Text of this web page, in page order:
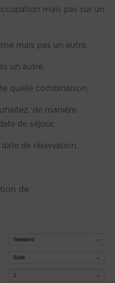
mais pas sur un
mais pas un autre.
un autre.
quelle combinaison,
de manière
de séjour,
de réservation,
de